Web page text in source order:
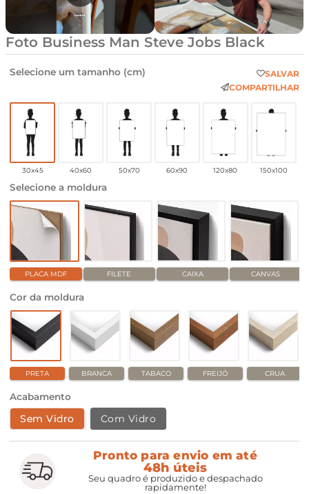
Foto Business Man Steve Jobs Black
Selecione um tamanho (cm)
SALVAR
COMPARTILHAR
30x45 40x60 50x70 60x90 120x80 150x100
Selecione a moldura
PLACA MDF FILETE CAIXA CANVAS
Cor da moldura
PRETA BRANCA TABACO FREIJÓ CRUA
Acabamento
Sem Vidro Com Vidro
Pronto para envio em até
48h úteis
Seu quadro é produzido e despachado
rapidamente!